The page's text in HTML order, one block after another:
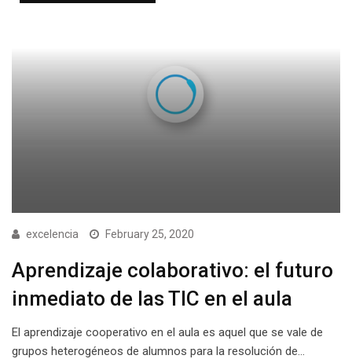
excelencia February 25, 2020
Aprendizaje colaborativo: el futuro
inmediato de las TIC en el aula
El aprendizaje cooperativo en el aula es aquel que se vale de
grupos heterogéneos de alumnos para la resolución de…